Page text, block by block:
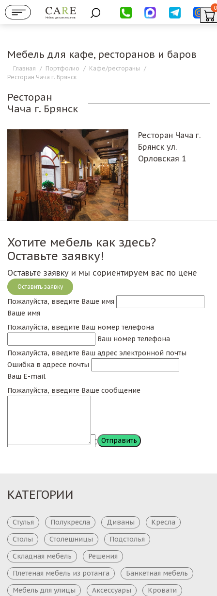
Мебель для ресторанов
0
Мебель для кафе, ресторанов и баров
Главная / Портфолио / Кафе/рестораны /
Ресторан Чача г. Брянск
Ресторан
Чача г. Брянск
Ресторан Чача г.
Брянск ул.
Орловская 1
Хотите мебель как здесь?
Оставьте заявку!
Оставьте заявку и мы сориентируем вас по цене
Оставить заявку
Пожалуйста, введите Ваше имя
Ваше имя
Пожалуйста, введите Ваш номер телефона
Ваш номер телефона
Пожалуйста, введите Ваш адрес электронной почты
Ошибка в адресе почты
Ваш E-mail
Пожалуйста, введите Ваше сообщение
Сообщение
КАТЕГОРИИ
Стулья Полукресла Диваны
Кресла
Столы
Столешницы
Подстолья
Складная мебель
Решения
Плетеная мебель из ротанга
Банкетная мебель
Мебель для улицы
Аксессуары Кровати